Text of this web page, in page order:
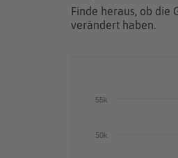
Finde heraus, ob die
verändert haben.
50k
55k